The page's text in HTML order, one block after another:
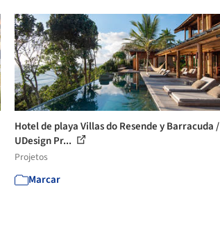
Hotel de playa Villas do Resende y Barracuda /
UDesign Pr...
Projetos
Marcar